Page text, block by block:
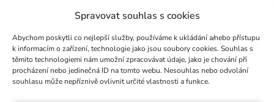
Spravovat souhlas s cookies
Abychom poskytli co nejlepší služby, používáme k ukládání a/nebo přístupu
k informacím o zařízení, technologie jako jsou soubory cookies. Souhlas s
těmito technologiemi nám umožní zpracovávat údaje, jako je chování při
procházení nebo jedinečná ID na tomto webu. Nesouhlas nebo odvolání
souhlasu může nepříznivě ovlivnit určité vlastnosti a funkce.
„Poznej Avanu“ za 2200,-Kč / 2 osoby …
Klidné místo v centru města jen pro vás…